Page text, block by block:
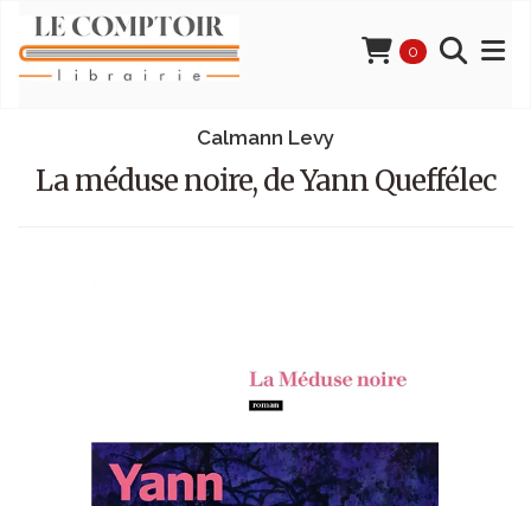
0
Calmann Levy
La méduse noire, de Yann Queffélec